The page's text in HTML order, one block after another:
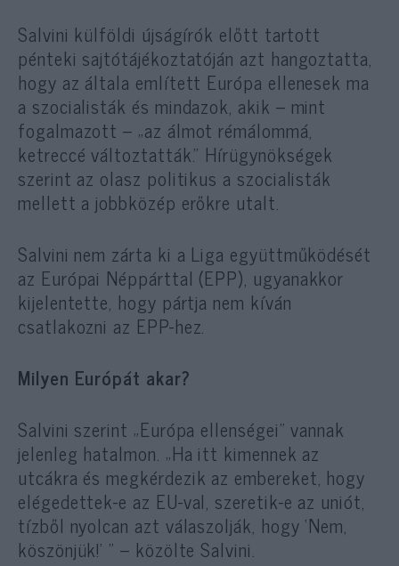
Salvini külföldi újságírók előtt tartott
pénteki sajtótájékoztatóján azt hangoztatta,
hogy az általa említett Európa ellenesek ma
a szocialisták és mindazok, akik – mint
fogalmazott – „az álmot rémálommá,
ketreccé változtatták.” Hírügynökségek
szerint az olasz politikus a szocialisták
mellett a jobbközép erőkre utalt.
Salvini nem zárta ki a Liga együttműködését
az Európai Néppárttal (EPP), ugyanakkor
kijelentette, hogy pártja nem kíván
csatlakozni az EPP-hez.
Milyen Európát akar?
Salvini szerint „Európa ellenségei” vannak
jelenleg hatalmon. „Ha itt kimennek az
utcákra és megkérdezik az embereket, hogy
elégedettek-e az EU-val, szeretik-e az uniót,
tízből nyolcan azt válaszolják, hogy ‘Nem,
köszönjük!’ ” – közölte Salvini.